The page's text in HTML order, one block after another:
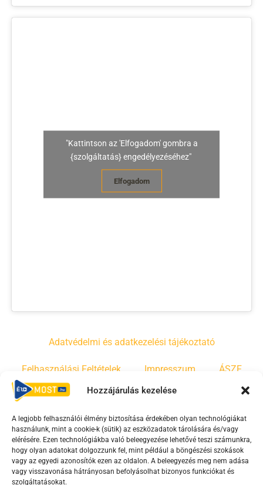
Hozzájárulás kezelése
A legjobb felhasználói élmény biztosítása érdekében olyan technológiákat
használunk, mint a cookie-k (sütik) az eszközadatok tárolására és/vagy
elérésére. Ezen technológiákba való beleegyezése lehetővé teszi számunkra,
hogy olyan adatokat dolgozzunk fel, mint például a böngészési szokások
vagy az egyedi azonosítók ezen az oldalon. A beleegyezés meg nem adása
vagy visszavonása hátrányosan befolyásolhat bizonyos funkciókat és
szolgáltatásokat.
"Kattintson az 'Elfogadom' gombra a
{szolgáltatás} engedélyezéséhez"
Elfogadom
Adatvédelmi és adatkezelési tájékoztató
Felhasználási Feltételek Impresszum ÁSZF
Irányelvek Moderálási szabályzat
F
a
c
Y
o
u
T
i
k